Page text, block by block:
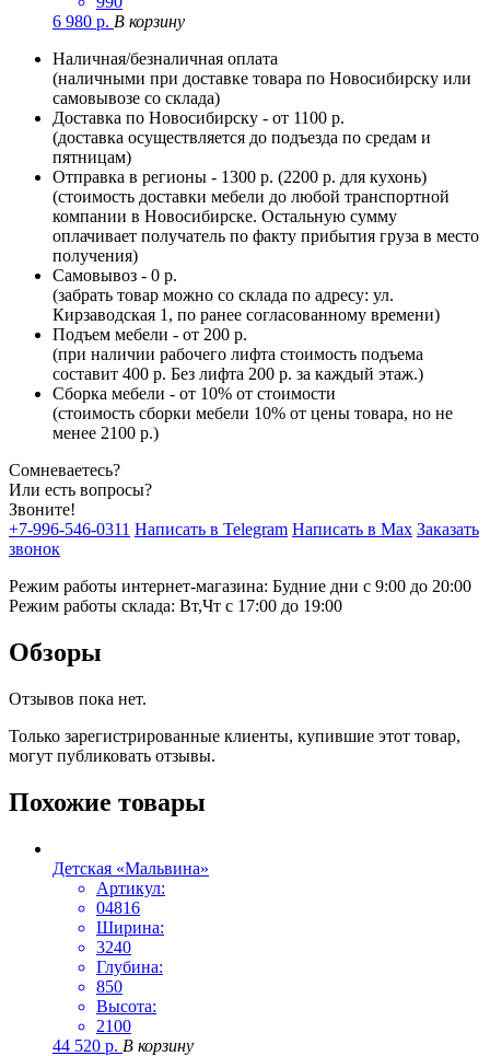
6 980 р. В корзину
Наличная/безналичная оплата
(наличными при доставке товара по Новосибирску или
самовывозе со склада)
Доставка по Новосибирску - от 1100 р.
(доставка осуществляется до подъезда по средам и
пятницам)
Отправка в регионы - 1300 р. (2200 р. для кухонь)
(стоимость доставки мебели до любой транспортной
компании в Новосибирске. Остальную сумму
оплачивает получатель по факту прибытия груза в место
получения)
Самовывоз - 0 р.
(забрать товар можно со склада по адресу: ул.
Кирзаводская 1, по ранее согласованному времени)
Подъем мебели - от 200 р.
(при наличии рабочего лифта стоимость подъема
составит 400 р. Без лифта 200 р. за каждый этаж.)
Сборка мебели - от 10% от стоимости
(стоимость сборки мебели 10% от цены товара, но не
менее 2100 р.)
Сомневаетесь?
Или есть вопросы?
Звоните!
+7-996-546-0311 Написать в Telegram Написать в Max Заказать
звонок
Режим работы интернет-магазина: Будние дни с 9:00 до 20:00
Режим работы склада: Вт,Чт с 17:00 до 19:00
Обзоры
Отзывов пока нет.
Только зарегистрированные клиенты, купившие этот товар,
могут публиковать отзывы.
Похожие товары
Детская «Мальвина»
Артикул:
04816
Ширина:
3240
Глубина:
850
Высота:
2100
44 520 р. В корзину